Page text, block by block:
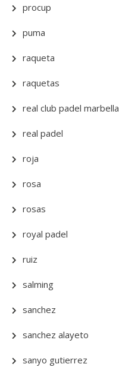
procup
puma
raqueta
raquetas
real club padel marbella
real padel
roja
rosa
rosas
royal padel
ruiz
salming
sanchez
sanchez alayeto
sanyo gutierrez